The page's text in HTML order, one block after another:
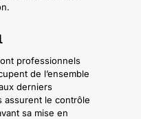
professionnels
de l’ensemble
derniers
assurent le contrôle
sa mise en